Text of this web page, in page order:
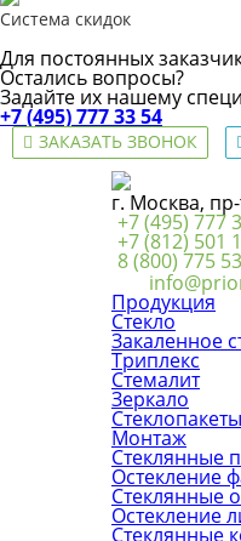
Система скидок
Для постоянных
Остались вопросы?
Задайте их нашему
+7 (495) 777 33 54
ЗАКАЗАТЬ ЗВОНОК
г. Москва,
+7 (495) 777
+7 (812) 501
8 (800) 775
Продукция
Стекло
Закаленное
Триплекс
Стемалит
Зеркало
Стеклопакеты
Монтаж
Стеклянные
Остекление
Стеклянные
Остекление
Стеклянные